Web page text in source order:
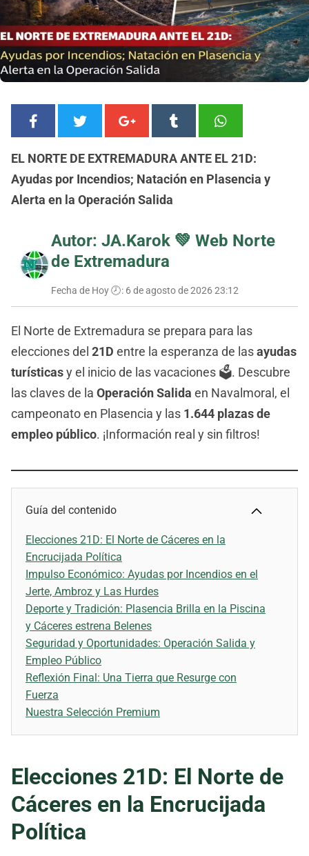
EL NORTE DE EXTREMADURA ANTE EL 21D:
Ayudas por Incendios; Natación en Plasencia y
Alerta en la Operación Salida
Autor: JA.Karok 💚 Web Norte
de Extremadura
Fecha de Hoy 🕗: 6 de agosto de 2026 23:12
El Norte de Extremadura se prepara para las
elecciones del 21D entre la esperanza de lasayudas
turísticasy el inicio de las vacaciones 🗳️. Descubre
las claves de la Operación Salida en Navalmoral, el
campeonato en Plasencia y las 1.644 plazas de
empleo público. ¡Información real y sin filtros!
Guía del contenido
Elecciones 21D: El Norte de Cáceres en la
Encrucijada Política
Impulso Económico: Ayudas por Incendios en el
Jerte, Ambroz y Las Hurdes
Deporte y Tradición: Plasencia Brilla en la Piscina
y Cáceres estrena Belenes
Seguridad y Oportunidades: Operación Salida y
Empleo Público
Reflexión Final: Una Tierra que Resurge con
Fuerza
Nuestra Selección Premium
Elecciones 21D: El Norte de
Cáceres en la Encrucijada
Política